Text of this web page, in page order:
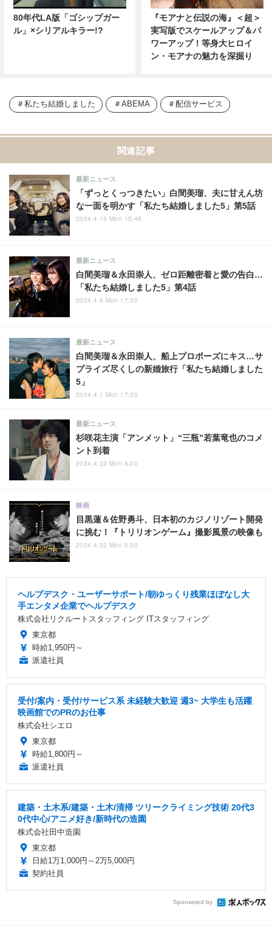
80年代LA版「ゴシップガー
ル」×シリアルキラー!?
『モアナと伝説の海』＜超＞
実写版でスケールアップ＆パ
ワーアップ！等身大ヒロイ
ン・モアナの魅力を深掘り
私たち結婚しました ABEMA 配信サービス
関連記事
「ずっとくっつきたい」白間美瑠、夫に甘えん坊
な一面を明かす「私たち結婚しました5」第5話
最新ニュース
2024.4.15 Mon 15:45
白間美瑠＆永田崇人、ゼロ距離密着と愛の告白…
「私たち結婚しました5」第4話
最新ニュース
2024.4.8 Mon 17:30
白間美瑠＆永田崇人、船上プロポーズにキス…サ
プライズ尽くしの新婚旅行「私たち結婚しました
5」
最新ニュース
2024.4.1 Mon 17:30
杉咲花主演「アンメット」“三瓶”若葉竜也のコメ
ント到着
最新ニュース
2024.4.22 Mon 8:00
目黒蓮＆佐野勇斗、日本初のカジノリゾート開発
に挑む！『トリリオンゲーム』撮影風景の映像も
映画
2024.4.22 Mon 5:00
ヘルプデスク・ユーザーサポート/朝ゆっくり残業ほぼなし大
手エンタメ企業でヘルプデスク
株式会社リクルートスタッフィング ITスタッフィング
東京都
時給1,950円～
派遣社員
受付/案内・受付/サービス系 未経験大歓迎 週3~ 大学生も活躍
映画館でのPRのお仕事
株式会社シエロ
東京都
時給1,800円～
派遣社員
建築・土木系/建築・土木/清掃 ツリークライミング技術 20代3
0代中心/アニメ好き/新時代の造園
株式会社田中造園
東京都
日給1万1,000円～2万5,000円
契約社員
Sponsored by